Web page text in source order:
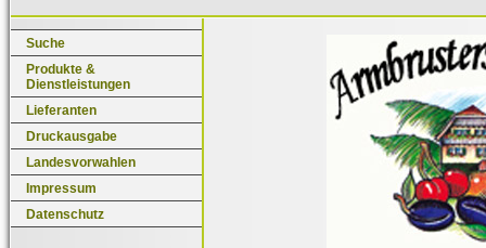
Suche
Produkte &
Dienstleistungen
Lieferanten
Druckausgabe
Landesvorwahlen
Impressum
Datenschutz